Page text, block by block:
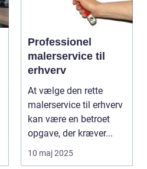
Professionel
malerservice til
erhverv
At vælge den rette
malerservice til erhverv
kan være en betroet
opgave, der kræver...
10 maj 2025